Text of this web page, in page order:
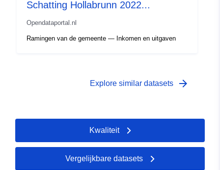
Schatting Hollabrunn 2022...
Opendataportal.nl
Ramingen van de gemeente — Inkomen en uitgaven
Explore similar datasets arrow_forward
Kwaliteit
Vergelijkbare datasets